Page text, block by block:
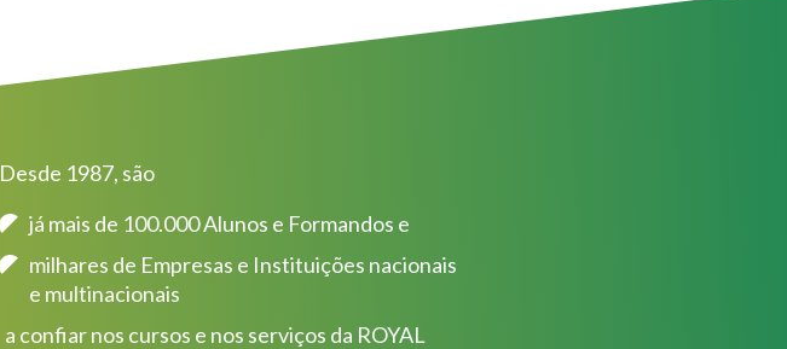
Desde 1987, são
já mais de 100.000 Alunos e Formandos e
milhares de Empresas e Instituições nacionais
e multinacionais
a confiar nos cursos e nos serviços da ROYAL